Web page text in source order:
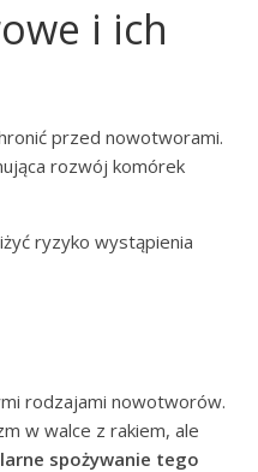
i ich
przed nowotworami.
rozwój komórek
ryzyko wystąpienia
rodzajami nowotworów.
w walce z rakiem, ale
spożywanie tego